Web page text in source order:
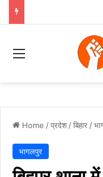
Menu
Home /प्रदेश /बिहार /
भागलपुर